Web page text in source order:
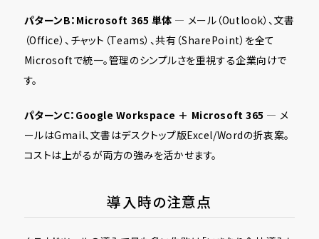
パターンB：Microsoft 365 単体 — メール（Outlook）、文書
（Office）、チャット（Teams）、共有（SharePoint）を全て
Microsoftで統一。管理のシンプルさを重視する企業向けで
す。
パターンC：Google Workspace ＋ Microsoft 365 — メ
ールはGmail、文書はデスクトップ版Excel/Wordの折衷案。
コストは上がるが両方の強みを活かせます。
導入時の注意点